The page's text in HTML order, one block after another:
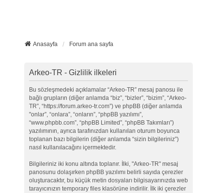
Anasayfa Forum ana sayfa
Arkeo-TR - Gizlilik ilkeleri
Bu sözleşmedeki açıklamalar “Arkeo-TR” mesaj panosu ile
bağlı grupların (diğer anlamda “biz”, “bizler”, “bizim”, “Arkeo-
TR”, “https://forum.arkeo-tr.com”) ve phpBB (diğer anlamda
"onlar”, “onlara”, “onların”, “phpBB yazılımı”,
“www.phpbb.com”, “phpBB Limited”, “phpBB Takımları”)
yazılımının, ayrıca tarafınızdan kullanılan oturum boyunca
toplanan bazı bilgilerin (diğer anlamda “sizin bilgileriniz”)
nasıl kullanılacağını içermektedir.
Bilgileriniz iki konu altında toplanır. İlki, "Arkeo-TR" mesaj
panosunu dolaşırken phpBB yazılımı belirli sayıda çerezler
oluşturacaktır, bu küçük metin dosyaları bilgisayarınızda web
tarayıcınızın temporary files klasörüne indirilir. İlk iki çerezler